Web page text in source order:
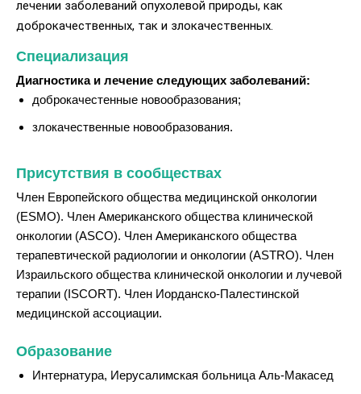
лечении заболеваний опухолевой природы, как
доброкачественных, так и злокачественных.
Специализация
Диагностика и лечение следующих заболеваний:
доброкачестенные новообразования;
злокачественные новообразования.
Присутствия в сообществах
Член Европейского общества медицинской онкологии
(ESMO). Член Американского общества клинической
онкологии (ASCO). Член Американского общества
терапевтической радиологии и онкологии (ASTRO). Член
Израильского общества клинической онкологии и лучевой
терапии (ISCORT). Член Иорданско-Палестинской
медицинской ассоциации.
Образование
Интернатура, Иерусалимская больница Аль-Макасед